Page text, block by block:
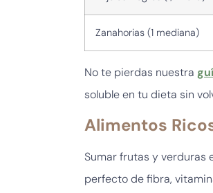
Zanahorias (1 mediana)
No te pierdas nuestra
soluble en tu dieta sin
Alimentos
Sumar frutas y verduras
perfecto de fibra,